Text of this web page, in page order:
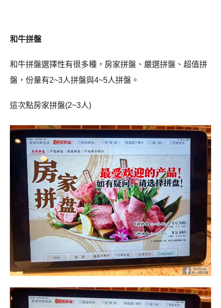
和牛拼盤
和牛拼盤選擇性有很多種，房家拼盤、嚴選拼盤、超值拼
盤，份量有2~3人拼盤與4~5人拼盤。
這次點房家拼盤(2~3人)